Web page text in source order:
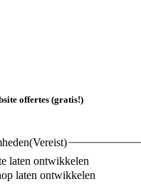
offertes (gratis!)
(Vereist)
laten ontwikkelen
laten ontwikkelen